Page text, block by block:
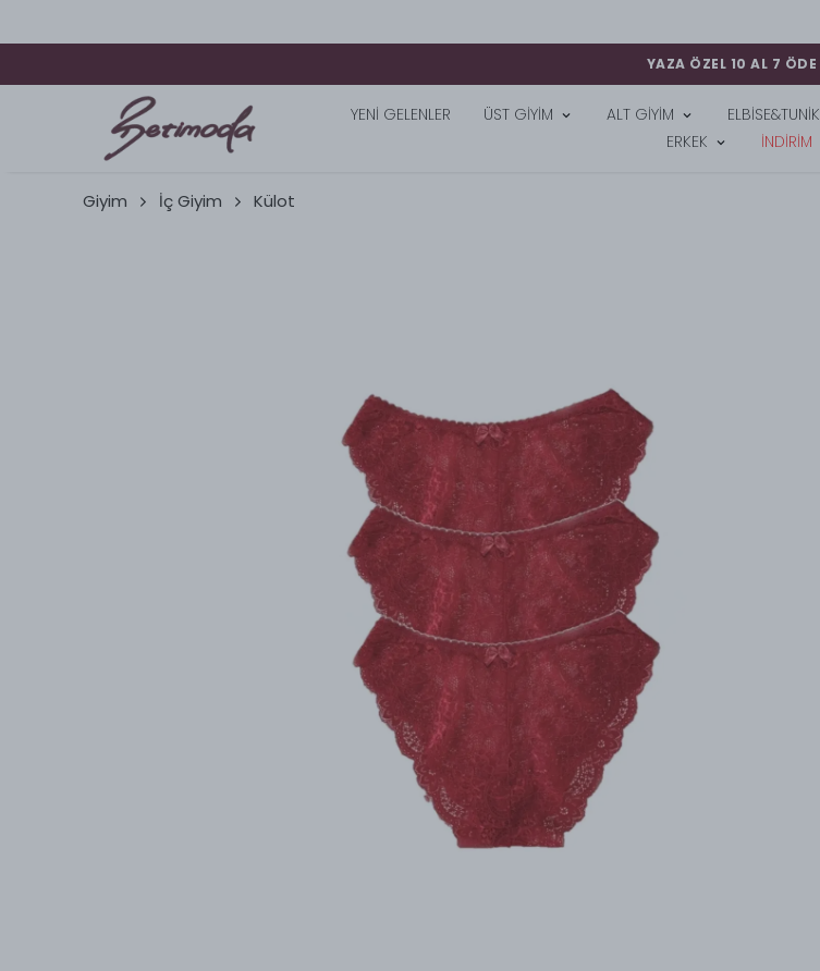
YAZA ÖZEL 10 AL 7 ÖDE
YENİ GELENLER ÜST GİYİM ALT GİYİM ELBİSE&TUNİK
ERKEK
İNDİRİM
Giyim İç Giyim Külot